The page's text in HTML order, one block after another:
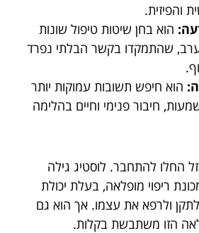
והפיזית.
הוא בחן שיטות טיפול שונות
שהתמקדו בקשר הבלתי נפרד
הוא חיפש תשובות עמוקות יותר
חיבור פנימי וחיים בהלימה
החלו להתחבר. לוסטיג גילה
ריפוי מופלאה, בעלת יכולת
ולרפא את עצמו. אך הוא גם
הזו משתבשת בקלות.